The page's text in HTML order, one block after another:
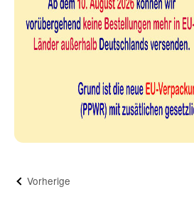
Vorherige